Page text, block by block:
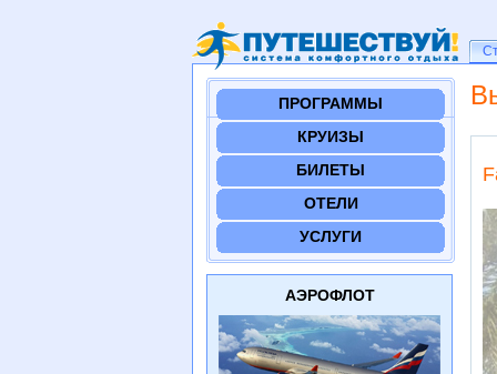
ПРОГРАММЫ
КРУИЗЫ
БИЛЕТЫ
ОТЕЛИ
УСЛУГИ
АЭРОФЛОТ